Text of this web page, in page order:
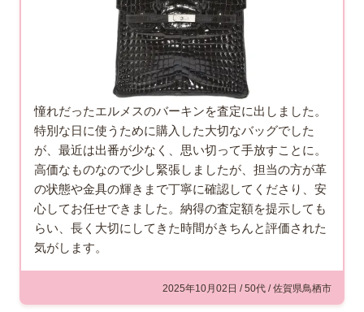
憧れだったエルメスのバーキンを査定に出しました。
特別な日に使うために購入した大切なバッグでした
が、最近は出番が少なく、思い切って手放すことに。
高価なものなので少し緊張しましたが、担当の方が革
の状態や金具の輝きまで丁寧に確認してくださり、安
心してお任せできました。納得の査定額を提示しても
らい、長く大切にしてきた時間がきちんと評価された
気がします。
2025年10月02日 / 50代 / 佐賀県鳥栖市